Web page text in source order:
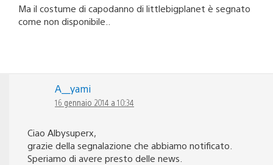
Ma il costume di capodanno di littlebigplanet è segnato
come non disponibile..
A__yami
16 gennaio 2014 a 10:34
Ciao Albysuperx,
grazie della segnalazione che abbiamo notificato.
Speriamo di avere presto delle news.